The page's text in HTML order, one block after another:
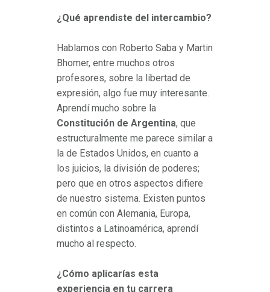
¿Qué aprendiste del intercambio?
Hablamos con Roberto Saba y Martin
Bhomer, entre muchos otros
profesores, sobre la libertad de
expresión, algo fue muy interesante.
Aprendí mucho sobre la
Constitución de Argentina, que
estructuralmente me parece similar a
la de Estados Unidos, en cuanto a
los juicios, la división de poderes;
pero que en otros aspectos difiere
de nuestro sistema. Existen puntos
en común con Alemania, Europa,
distintos a Latinoamérica, aprendí
mucho al respecto.
¿Cómo aplicarías esta
experiencia en tu carrera